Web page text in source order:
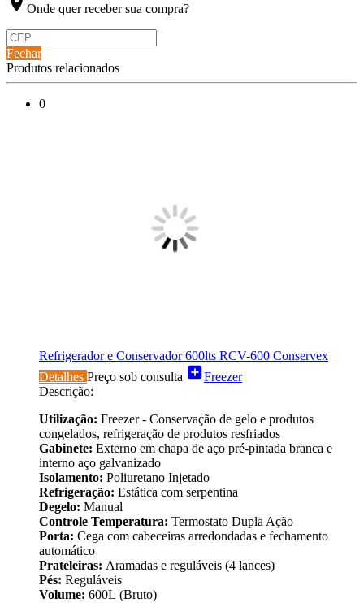
Onde quer receber sua compra?
Fechar
Produtos relacionados
0
Refrigerador e Conservador 600lts RCV-600 Conservex
Detalhes Preço sob consulta add_boxFreezer
Descrição:
Utilização: Freezer - Conservação de gelo e produtos
congelados, refrigeração de produtos resfriados
Gabinete: Externo em chapa de aço pré-pintada branca e
interno aço galvanizado
Isolamento: Poliuretano Injetado
Refrigeração: Estática com serpentina
Degelo: Manual
Controle Temperatura: Termostato Dupla Ação
Porta: Cega com cabeceiras arredondadas e fechamento
automático
Prateleiras: Aramadas e reguláveis (4 lances)
Pés: Reguláveis
Volume: 600L (Bruto)